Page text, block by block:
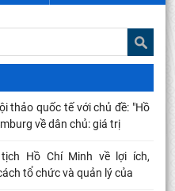
thảo quốc tế với chủ đề: "Hồ
về dân chủ: giá trị
Hồ Chí Minh về lợi ích,
tổ chức và quản lý của